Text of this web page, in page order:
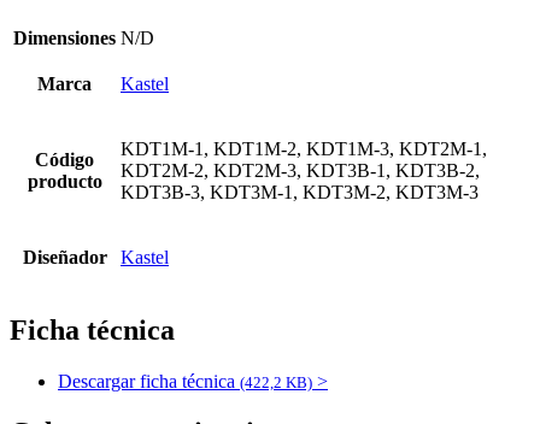
Dimensiones N/D
Marca Kastel
Código
producto
KDT1M-1, KDT1M-2, KDT1M-3, KDT2M-1,
KDT2M-2, KDT2M-3, KDT3B-1, KDT3B-2,
KDT3B-3, KDT3M-1, KDT3M-2, KDT3M-3
Diseñador Kastel
Ficha técnica
Descargar ficha técnica (422,2 KB) >